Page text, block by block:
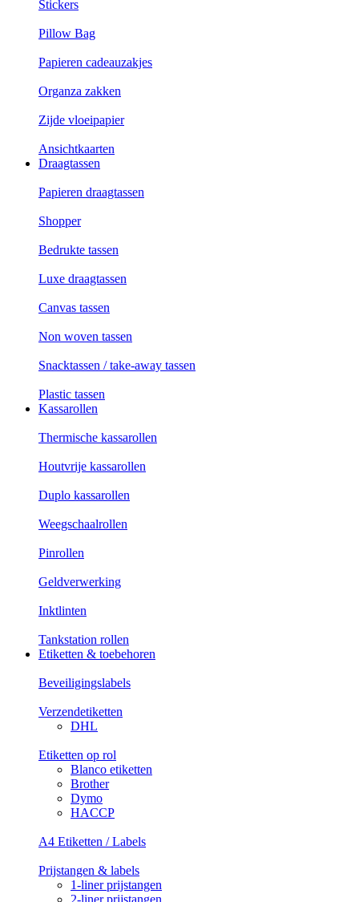
Stickers
Pillow Bag
Papieren cadeauzakjes
Organza zakken
Zijde vloeipapier
Ansichtkaarten
Draagtassen
Papieren draagtassen
Shopper
Bedrukte tassen
Luxe draagtassen
Canvas tassen
Non woven tassen
Snacktassen / take-away tassen
Plastic tassen
Kassarollen
Thermische kassarollen
Houtvrije kassarollen
Duplo kassarollen
Weegschaalrollen
Pinrollen
Geldverwerking
Inktlinten
Tankstation rollen
Etiketten & toebehoren
Beveiligingslabels
Verzendetiketten
DHL
Etiketten op rol
Blanco etiketten
Brother
Dymo
HACCP
A4 Etiketten / Labels
Prijstangen & labels
1-liner prijstangen
2-liner prijstangen